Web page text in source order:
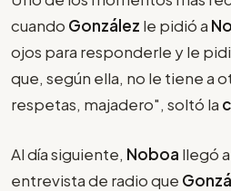
cuando González le pidió a
ojos para responderle y le
que, según ella, no le tiene a
respetas, majadero", soltó la
Al día siguiente, Noboa llegó
entrevista de radio que